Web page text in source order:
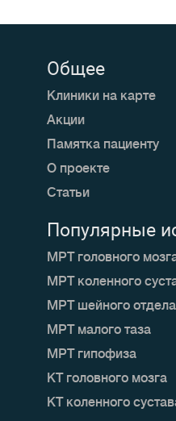
Общее
Клиники на карте
Акции
Памятка пациенту
О проекте
Статьи
Популярные
МРТ головного
МРТ коленного
МРТ шейного
МРТ малого таза
МРТ гипофиза
КТ головного мозга
КТ коленного